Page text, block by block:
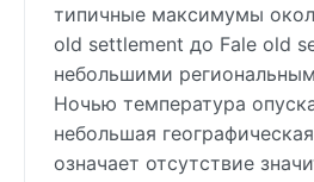
типичные максимумы
old settlement до Fale old
небольшими
Ночью температура
небольшая
означает отсутствие